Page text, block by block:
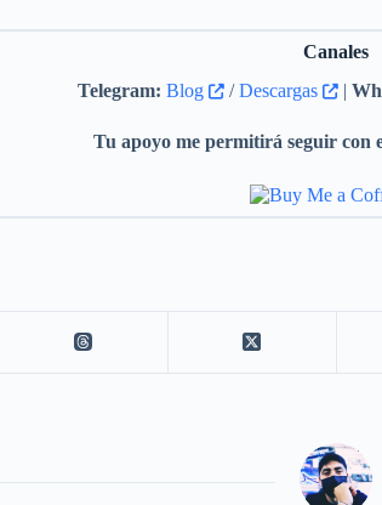
Canales
Telegram: Blog /Descargas |
Tu apoyo me permitirá seguir con